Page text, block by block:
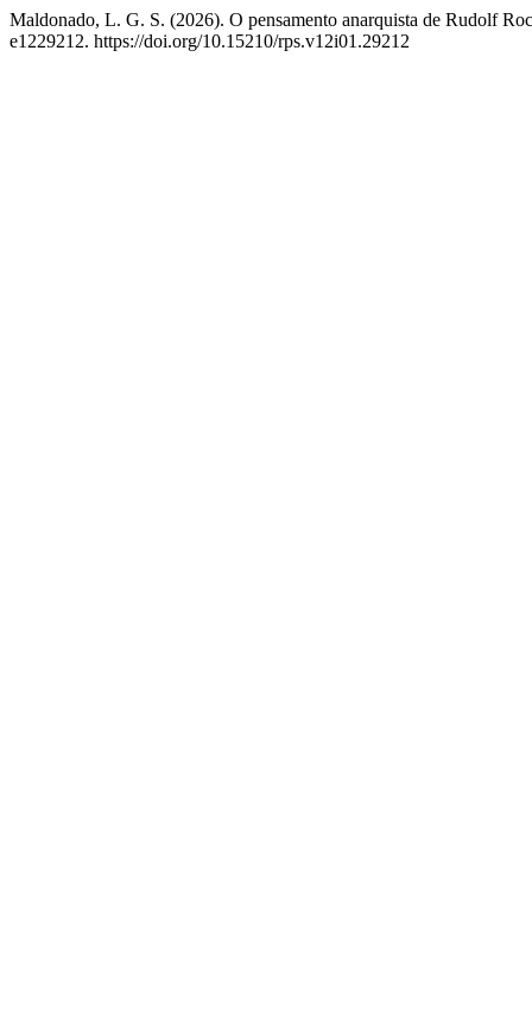
Maldonado, L. G. S. (2026). O pensamento anarquista de Rudolf
e1229212. https://doi.org/10.15210/rps.v12i01.29212